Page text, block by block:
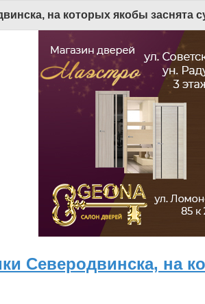
на которых якобы
Северодвинска, на
Версия для мобильных
© 2026 Беломорканал
is Free Software released under the GNU
Mobile version byMobile
Desktop Version
и массовых коммуникаций (Роскомнадзор). Учредитель: ООО "ТВ29". Главный редактор: Рудалев А.Г.
материалов ИА «Беломорканал» в коммерческих целях без письменного разрешения агентства не